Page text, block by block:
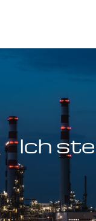
Ich